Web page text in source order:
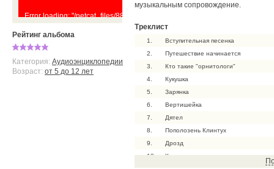
Error loading: "/netcat_files/88/40/Lesnye_ptitsy__otryvok_.mp3"
Рейтинг альбома
Категория: Аудиоэнциклопедии
Возраст: от 5 до 12 лет
музыкальным сопровождение.
Треклист
1.
Вступительная песенка
2.
Путешествие начинается
3.
Кто такие "орнитологи"
4.
Кукушка
5.
Зарянка
6.
Вертишейка
7.
Дятел
8.
Пополозень Клинтух
9.
Дрозд
10.
Крапивник